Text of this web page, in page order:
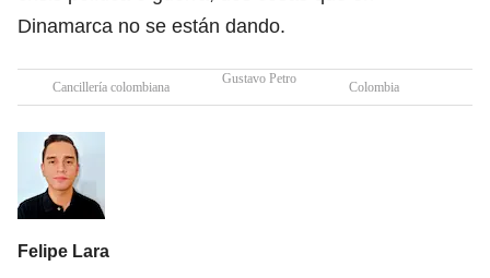
Dinamarca no se están dando.
Cancillería colombiana
Gustavo Petro
Colombia
Felipe Lara